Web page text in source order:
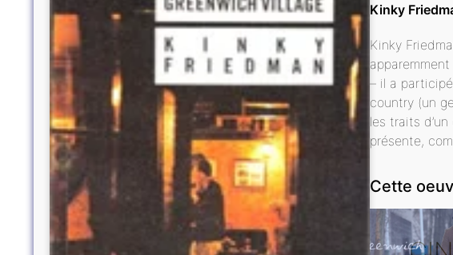
Kinky
Kinky
– il a
country (un
les traits
présente,
Cette